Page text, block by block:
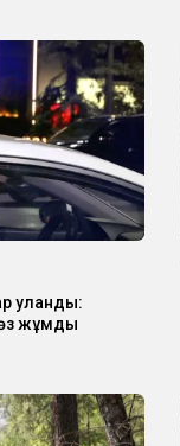
уланды:
жұмды